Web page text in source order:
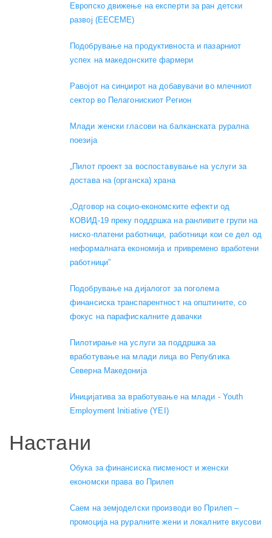
Европско движење на експерти за ран детски
развој (EECEME)
Подобрување на продуктивноста и пазарниот
успех на македонските фармери
Равојот на синџирот на добавувачи во млечниот
сектор во Пелагонискиот Регион
Mлади женски гласови на балканската рурална
поезија
„Пилот проект за воспоставување на услуги за
достава на (органска) храна
„Одговор на социо-економските ефекти од
КОВИД-19 преку поддршка на ранливите групи на
ниско-платени работници, работници кои се дел од
неформалната економија и привремено вработени
работници”
Подобрување на дијалогот за поголема
финансиска транспарентност на општините, со
фокус на парафискалните давачки
Пилотирање на услуги за поддршка за
вработување на млади лица во Република
Северна Македонија
Иницијатива за вработување на млади - Youth
Employment Initiative (YEI)
Настани
Обука за финансиска писменост и женски
економски права во Прилеп
Саем на земјоделски производи во Прилеп –
промоција на руралните жени и локалните вкусови